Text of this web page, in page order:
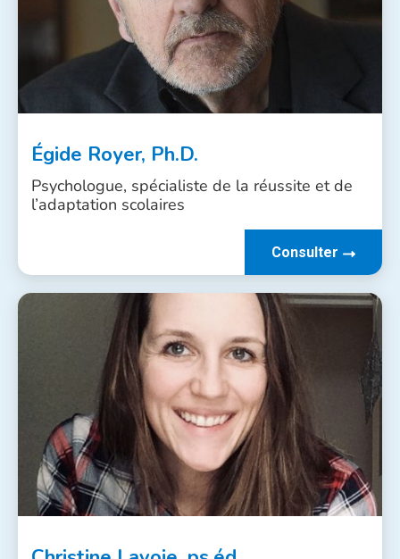
Égide Royer, Ph.D.
Psychologue, spécialiste de la réussite et de
l’adaptation scolaires
Consulter